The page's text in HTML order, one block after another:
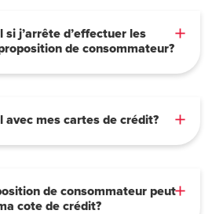
si j’arrête d’effectuer les
de consommateur?
avec mes cartes de crédit?
de consommateur peut
cote de crédit?